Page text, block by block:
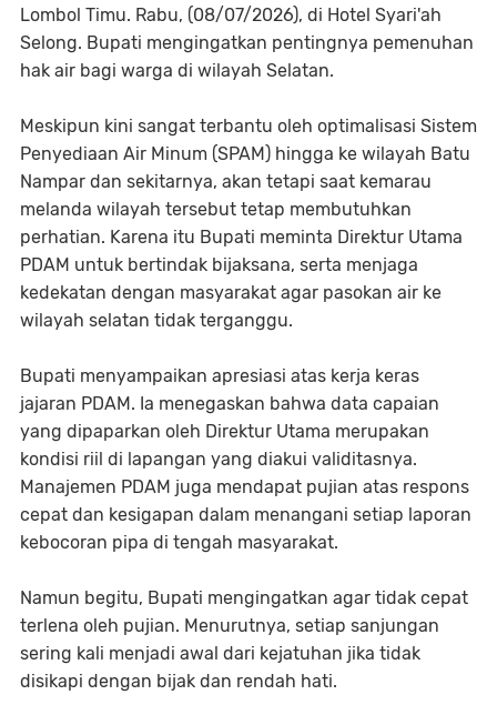
Lombol Timu. Rabu, (08/07/2026), di Hotel Syari'ah
Selong. Bupati mengingatkan pentingnya pemenuhan
hak air bagi warga di wilayah Selatan.
Meskipun kini sangat terbantu oleh optimalisasi Sistem
Penyediaan Air Minum (SPAM) hingga ke wilayah Batu
Nampar dan sekitarnya, akan tetapi saat kemarau
melanda wilayah tersebut tetap membutuhkan
perhatian. Karena itu Bupati meminta Direktur Utama
PDAM untuk bertindak bijaksana, serta menjaga
kedekatan dengan masyarakat agar pasokan air ke
wilayah selatan tidak terganggu.
Bupati menyampaikan apresiasi atas kerja keras
jajaran PDAM. Ia menegaskan bahwa data capaian
yang dipaparkan oleh Direktur Utama merupakan
kondisi riil di lapangan yang diakui validitasnya.
Manajemen PDAM juga mendapat pujian atas respons
cepat dan kesigapan dalam menangani setiap laporan
kebocoran pipa di tengah masyarakat.
Namun begitu, Bupati mengingatkan agar tidak cepat
terlena oleh pujian. Menurutnya, setiap sanjungan
sering kali menjadi awal dari kejatuhan jika tidak
disikapi dengan bijak dan rendah hati.